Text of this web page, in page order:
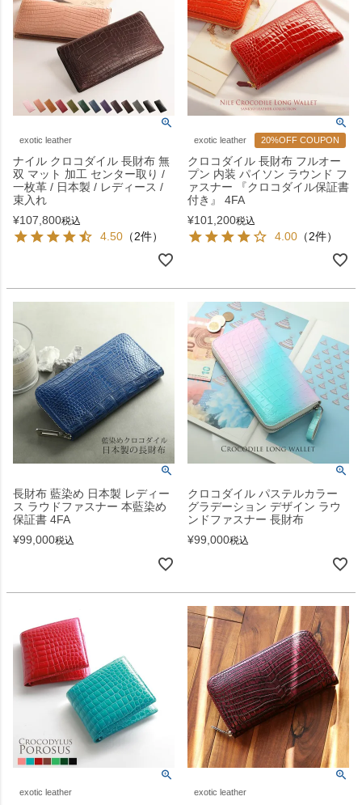
exotic leather
ナイル クロコダイル 長財布 無
双 マット 加工 センター取り /
一枚革 / 日本製 / レディース /
束入れ
¥107,800税込
4.50 （2件）
exotic leather 20%OFF COUPON
クロコダイル 長財布 フルオー
プン 内装 パイソン ラウンド フ
ァスナー 『クロコダイル保証書
付き』 4FA
¥101,200税込
4.00 （2件）
長財布 藍染め 日本製 レディー
ス ラウドファスナー 本藍染め
保証書 4FA
¥99,000税込
クロコダイル パステルカラー
グラデーション デザイン ラウ
ンドファスナー 長財布
¥99,000税込
exotic leather exotic leather